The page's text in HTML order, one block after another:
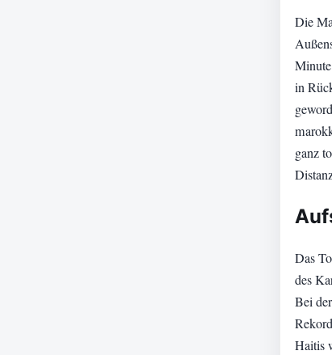
Die
in
ganz
Das
des
Bei
Haitis